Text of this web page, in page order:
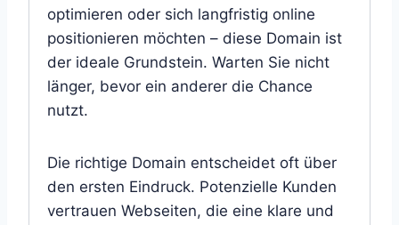
optimieren oder sich langfristig online
positionieren möchten – diese Domain ist
der ideale Grundstein. Warten Sie nicht
länger, bevor ein anderer die Chance
nutzt.
Die richtige Domain entscheidet oft über
den ersten Eindruck. Potenzielle Kunden
vertrauen Webseiten, die eine klare und